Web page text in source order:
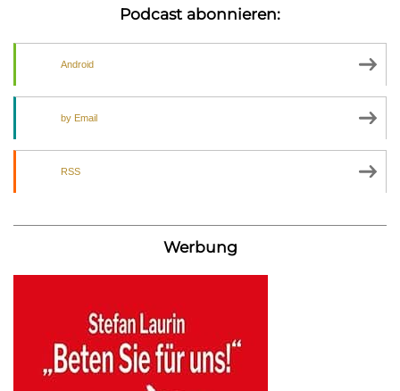
Podcast abonnieren:
Android
by Email
RSS
Werbung